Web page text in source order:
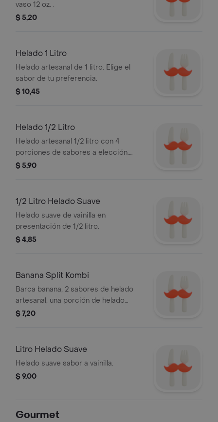
vaso 12 oz. .
$ 5,20
Helado 1 Litro
Helado artesanal de 1 litro. Elige el
sabor de tu preferencia.
$ 10,45
Helado 1/2 Litro
Helado artesanal 1/2 litro con 4
porciones de sabores a elección.
Incluye opciones como chocolate,
$ 5,90
1/2 Litro Helado Suave
Helado suave de vainilla en
presentación de 1/2 litro.
$ 4,85
Banana Split Kombi
Barca banana, 2 sabores de helado
artesanal, una porción de helado
suave + 3 aderezos.
$ 7,20
Litro Helado Suave
Helado suave sabor a vainilla.
$ 9,00
Gourmet